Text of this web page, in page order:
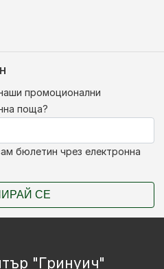
промоционални
поща?
бюлетин чрез електронна
СЕ
"Гринуич"